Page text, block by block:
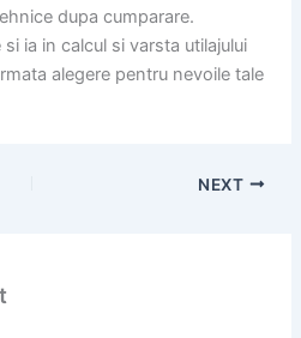
dupa cumparare.
ia in calcul si varsta utilajului
alegere pentru nevoile tale
NEXT